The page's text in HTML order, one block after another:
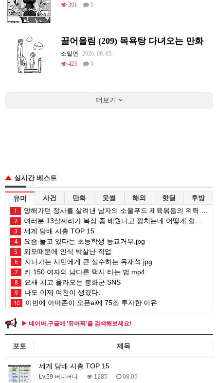
391
0
끌어올림 (209) 목욕탕 다녀오는 만화
소밀면
2026. 08. 05.
423
0
더보기
실시간 베스트
유머 사건 만화 웃썰 해외 핫딜 후방
1 망해가던 장사를 살려낸 남자의 소울푸드 제육볶음의 위력 ㅋㅋ
2 여러분 13살짜리가 복싱 좀 배웠다고 깝치는데 어떻게 할까요?
3 세계 담배 시총 TOP 15
4 요즘 늘고 있다는 초등학생 등교거부.jpg
5 외모때문에 인식 박살난 직업
6 지나가는 시민에게 큰 실수하는 유재석.jpg
7 키 150 여자의 남다른 택시 타는 법.mp4
8 요새 치고 올라오는 봉화군 SNS
9 나도 이제 여친이 생겼다.
10 이번에 아마존이 오픈ai에 75조 투자한 이유
▶ 네이버,구글에 '유머픽'을 검색해보세요!
포토 제목
세계 담배 시총 TOP 15
Lv.59 버디버디 1285 08.05